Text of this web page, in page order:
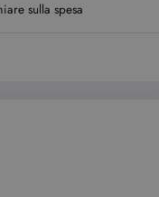
sulla spesa